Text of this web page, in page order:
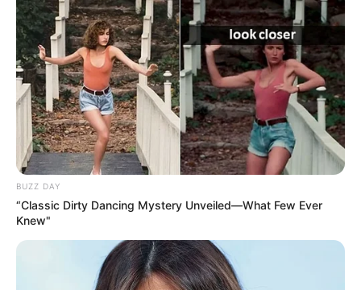
BUZZ DAY
“Classic Dirty Dancing Mystery Unveiled—What Few Ever
Knew"